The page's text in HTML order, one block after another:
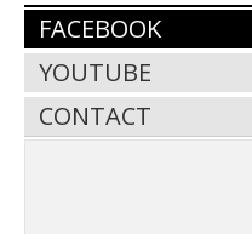
FACEBOOK
YOUTUBE
CONTACT